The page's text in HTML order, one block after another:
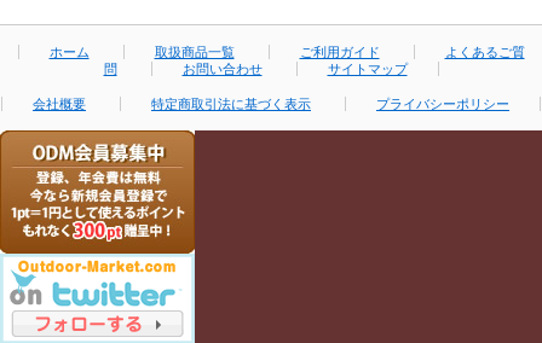
ホーム 取扱商品一覧 ご利用ガイド
よくあるご質
問
お問い合わせ サイトマップ
会社概要 特定商取引法に基づく表示 プライバシーポリシー